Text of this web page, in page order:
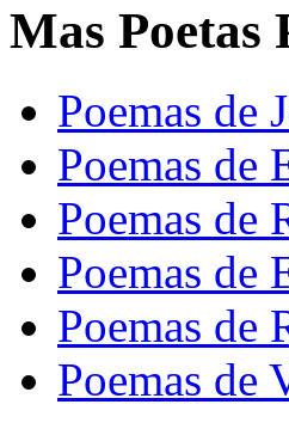
Mas
Poemas de
Poemas de
Poemas de
Poemas de
Poemas de
Poemas de